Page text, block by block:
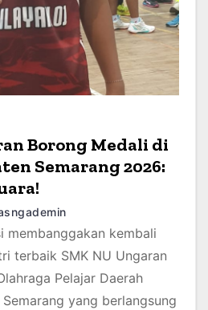
Borong Medali di
Semarang 2026:
membanggakan kembali
terbaik SMK NU Ungaran
Pelajar Daerah
yang berlangsung